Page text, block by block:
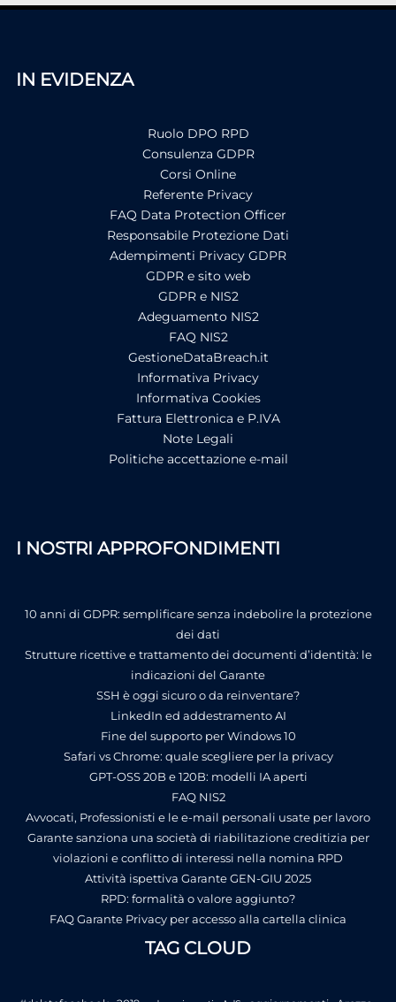
IN EVIDENZA
Ruolo DPO RPD
Consulenza GDPR
Corsi Online
Referente Privacy
FAQ Data Protection Officer
Responsabile Protezione Dati
Adempimenti Privacy GDPR
GDPR e sito web
GDPR e NIS2
Adeguamento NIS2
FAQ NIS2
GestioneDataBreach.it
Informativa Privacy
Informativa Cookies
Fattura Elettronica e P.IVA
Note Legali
Politiche accettazione e-mail
I NOSTRI APPROFONDIMENTI
10 anni di GDPR: semplificare senza indebolire la protezione
dei dati
Strutture ricettive e trattamento dei documenti d’identità: le
indicazioni del Garante
SSH è oggi sicuro o da reinventare?
LinkedIn ed addestramento AI
Fine del supporto per Windows 10
Safari vs Chrome: quale scegliere per la privacy
GPT-OSS 20B e 120B: modelli IA aperti
FAQ NIS2
Avvocati, Professionisti e le e-mail personali usate per lavoro
Garante sanziona una società di riabilitazione creditizia per
violazioni e conflitto di interessi nella nomina RPD
Attività ispettiva Garante GEN-GIU 2025
RPD: formalità o valore aggiunto?
FAQ Garante Privacy per accesso alla cartella clinica
TAG CLOUD